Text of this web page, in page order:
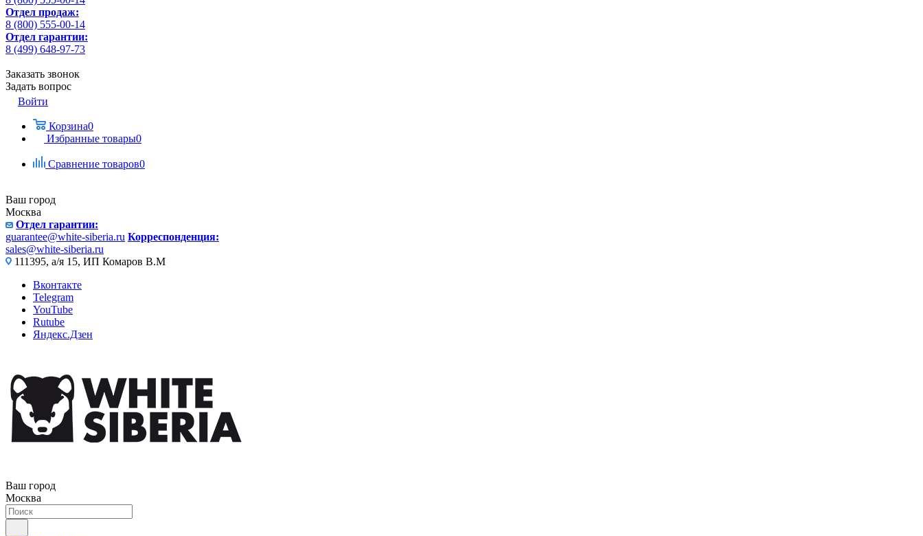
Отдел продаж:
8 (800) 555-00-14
Отдел гарантии:
8 (499) 648-97-73
Заказать звонок
Задать вопрос
Войти
Корзина0
Избранные товары0
Сравнение товаров0
Ваш город
Москва
Отдел гарантии:
guarantee@white-siberia.ru Корреспонденция:
sales@white-siberia.ru
111395, а/я 15, ИП Комаров В.М
Вконтакте
Telegram
YouTube
Rutube
Яндекс.Дзен
Ваш город
Москва